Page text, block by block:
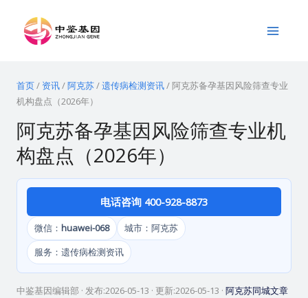
Menu
首页/ 资讯/阿克苏/遗传病检测资讯/阿克苏备孕基因风险筛查专业
机构盘点（2026年）
阿克苏备孕基因风险筛查专业机
构盘点（2026年）
电话咨询 400-928-8873
微信： huawei-068
城市：阿克苏
服务：遗传病检测资讯
中鉴基因编辑部 · 发布:2026-05-13 · 更新:2026-05-13 · 阿克苏同城文章